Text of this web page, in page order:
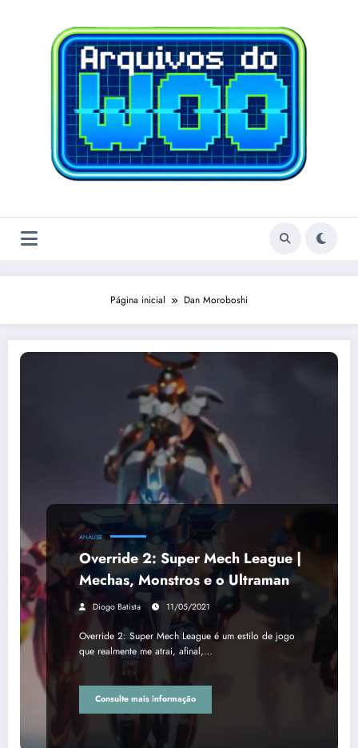
Página inicial Dan Moroboshi
ANÁLISE
Override 2: Super Mech League |
Mechas, Monstros e o Ultraman
Diogo Batista 11/05/2021
Override 2: Super Mech League é um estilo de jogo
que realmente me atrai, afinal,…
Consulte mais informação